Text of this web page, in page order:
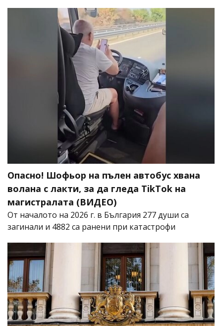
Опасно! Шофьор на пълен автобус хвана
волана с лакти, за да гледа TikTok на
магистралата (ВИДЕО)
От началото на 2026 г. в България 277 души са
загинали и 4882 са ранени при катастрофи